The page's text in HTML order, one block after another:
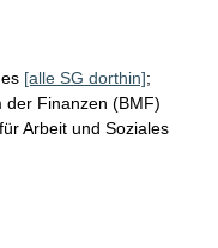
[alle SG dorthin];
der Finanzen (BMF)
Arbeit und Soziales